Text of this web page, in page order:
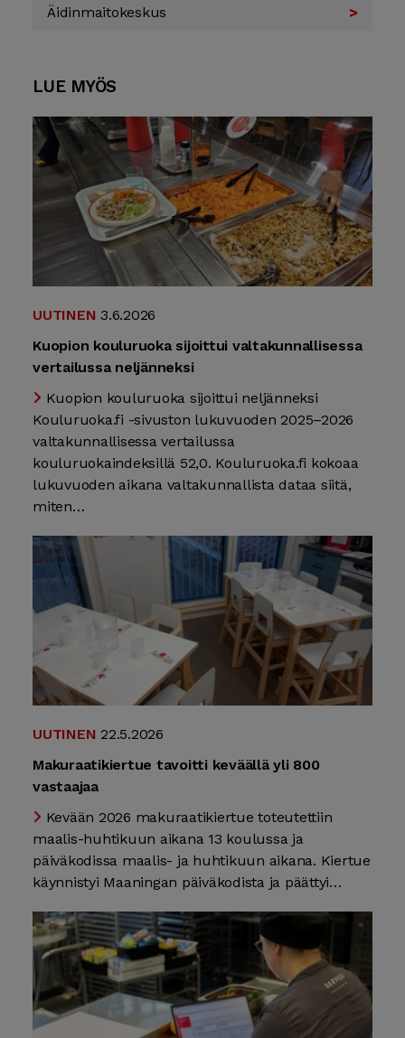
Äidin­maito­keskus
LUE MYÖS
UUTINEN 3.6.2026
Kuopion kouluruoka sijoittui valtakunnallisessa
vertailussa neljänneksi
Kuopion kouluruoka sijoittui neljänneksi
Kouluruoka.fi -sivuston lukuvuoden 2025–2026
valtakunnallisessa vertailussa
kouluruokaindeksillä 52,0. Kouluruoka.fi kokoaa
lukuvuoden aikana valtakunnallista dataa siitä,
miten…
UUTINEN 22.5.2026
Makuraatikiertue tavoitti keväällä yli 800
vastaajaa
Kevään 2026 makuraatikiertue toteutettiin
maalis-huhtikuun aikana 13 koulussa ja
päiväkodissa maalis- ja huhtikuun aikana. Kiertue
käynnistyi Maaningan päiväkodista ja päättyi…